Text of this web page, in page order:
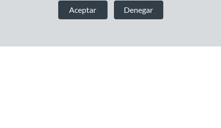
Aceptar Denegar